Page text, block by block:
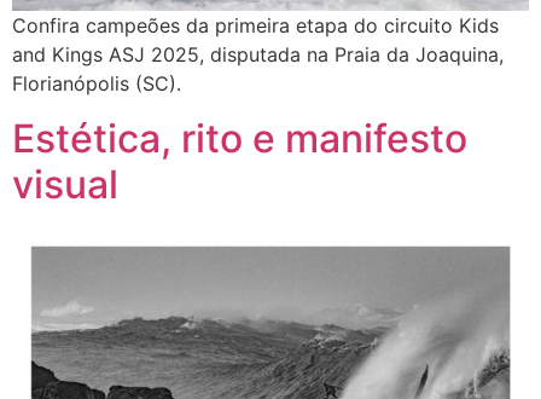
Confira campeões da primeira etapa do circuito Kids
and Kings ASJ 2025, disputada na Praia da Joaquina,
Florianópolis (SC).
Estética, rito e manifesto
visual